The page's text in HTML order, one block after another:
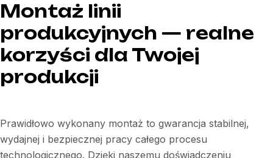
Montaż linii
produkcyjnych — realne
korzyści dla Twojej
produkcji
Prawidłowo wykonany montaż to gwarancja stabilnej,
wydajnej i bezpiecznej pracy całego procesu
technologicznego. Dzięki naszemu doświadczeniu